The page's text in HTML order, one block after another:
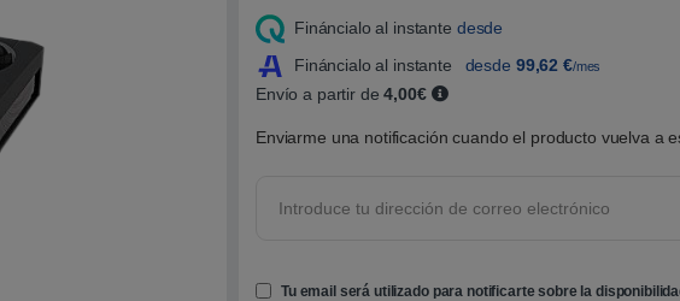
Fináncialo al instante desde
Fináncialo al instante
desde 99,62 €/mes
Envío a partir de4,00€
Enviarme una notificación cuando el producto vuelva a
Tu email será utilizado para notificarte sobre la